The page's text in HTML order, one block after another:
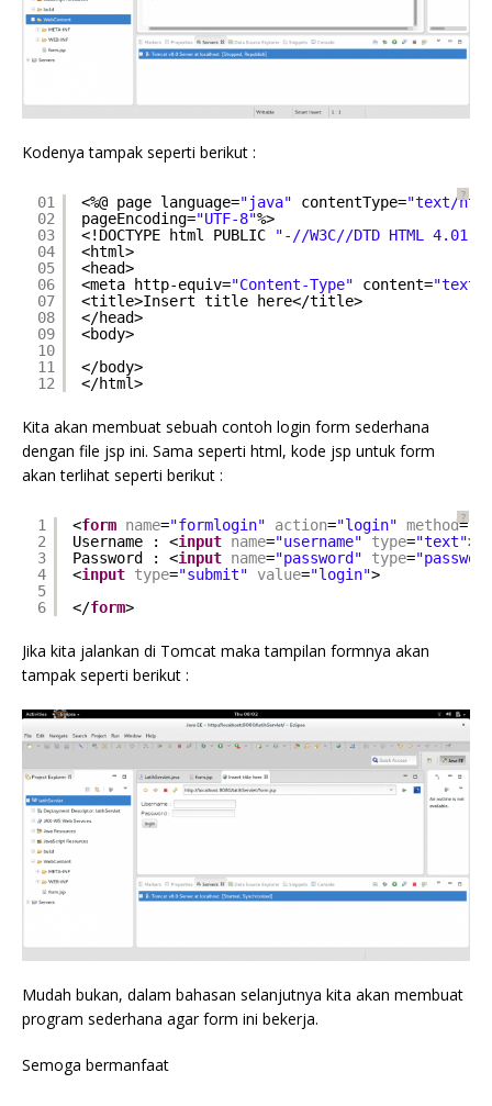
Kodenya tampak seperti berikut :
?
01
02
03
04
05
06
07
08
09
10
11
12
<%@ page language="java" contentType="text/
pageEncoding="UTF-8"%>
<!DOCTYPE html PUBLIC
"-//W3C//DTD HTML 4.01
<html>
<head>
<meta http-equiv="Content-Type" content="text/
<title>Insert title here</title>
</head>
<body>
</body>
</html>
Kita akan membuat sebuah contoh login form sederhana
dengan file jsp ini. Sama seperti html, kode jsp untuk form
akan terlihat seperti berikut :
?
1
2
3
4
5
6
<form name="formlogin" action="login" method=
Username : <input name="username" type="text"><
Password : <input name="password" type=
<input type="submit" value="login">
</form>
Jika kita jalankan di Tomcat maka tampilan formnya akan
tampak seperti berikut :
Mudah bukan, dalam bahasan selanjutnya kita akan membuat
program sederhana agar form ini bekerja.
Semoga bermanfaat